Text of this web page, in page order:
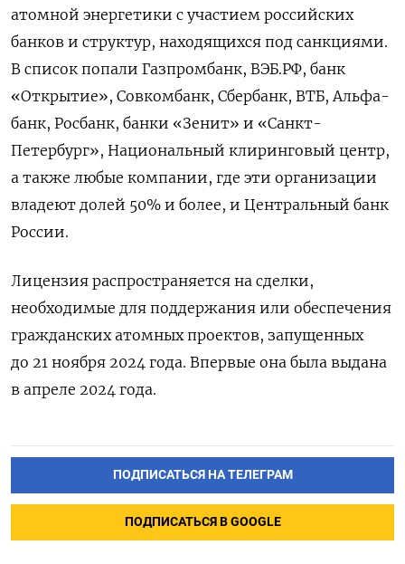
атомной энергетики с участием российских
банков и структур, находящихся под санкциями.
В список попали Газпромбанк, ВЭБ.РФ, банк
«Открытие», Совкомбанк, Сбербанк, ВТБ, Альфа-
банк, Росбанк, банки «Зенит» и «Санкт-
Петербург», Национальный клиринговый центр,
а также любые компании, где эти организации
владеют долей 50% и более, и Центральный банк
России.
Лицензия распространяется на сделки,
необходимые для поддержания или обеспечения
гражданских атомных проектов, запущенных
до 21 ноября 2024 года. Впервые она была выдана
в апреле 2024 года.
ПОДПИСАТЬСЯ НА ТЕЛЕГРАМ
ПОДПИСАТЬСЯ В GOOGLE